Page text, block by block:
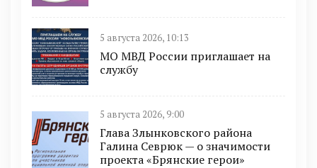
5 августа 2026, 10:13
МО МВД России приглашает на
службу
5 августа 2026, 9:00
Глава Злынковского района
Галина Севрюк — о значимости
проекта «Брянские герои»